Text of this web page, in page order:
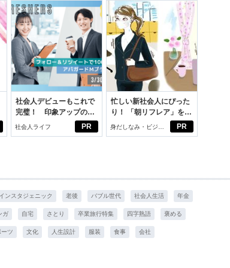
PR
社会人デビューもこれで
完璧！ 印象アップのセ
ルフプロデュース術
社会人ライフ PR
忙しい新社会人にぴった
り！ 「朝リフレア」をは
じめよう。しっかりニオ
イケアして24時間快適。
身だしなみ・ビジネ
スアイテム
インスタジェニック 老後 バブル世代 社会人生活 年金
ガ 自宅 さとり 卒業旅行特集 四字熟語 褒める
ーツ 文化 人生設計 服装 食事 会社